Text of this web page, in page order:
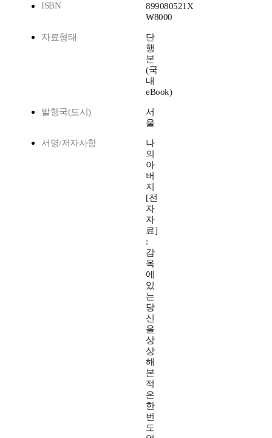
ISBN
899080521X
₩8000
자료형태
단
행
본
(국
내
eBook)
발행국(도시)
서
울
서명/저자사항
나
의
아
버
지
[전
자
자
료]
:
감
옥
에
있
는
당
신
을
상
상
해
본
적
은
한
번
도